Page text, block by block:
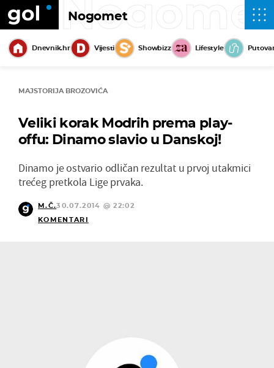
Nogomet
Dnevnik.hr Vijesti Showbizz Lifestyle
MAJSTORIJA BROZOVIĆA
Veliki korak Modrih prema play-
offu: Dinamo slavio u Danskoj!
Dinamo je ostvario odličan rezultat u prvoj utakmici
trećeg pretkola Lige prvaka.
M.Č.30.07.2014 @ 22:02
KOMENTARI